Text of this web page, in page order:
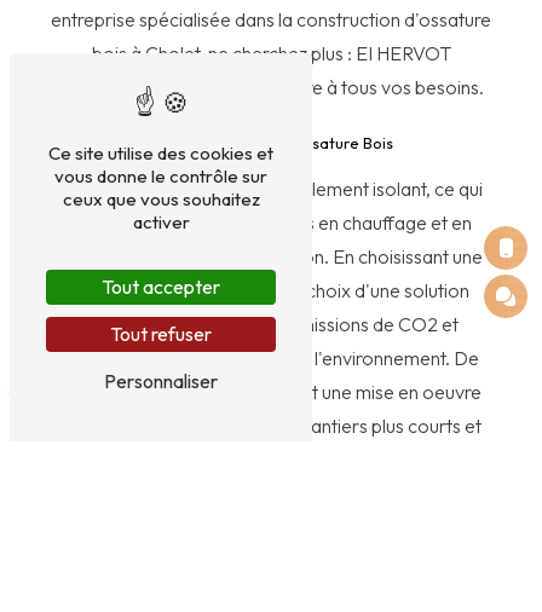
entreprise spécialisée dans la construction d'ossature
bois à Cholet, ne cherchez plus : EI HERVOT
VALENTIN est là pour répondre à tous vos besoins.
Les Avantages de l'Ossature Bois
Le bois est un matériau naturellement isolant, ce qui
permet de réduire les besoins en chauffage et en
climatisation de votre habitation. En choisissant une
ossature bois, vous faites le choix d'une solution
écologique, qui limite les émissions de CO2 et
contribue à la préservation de l'environnement. De
plus, la légèreté du bois permet une mise en oeuvre
rapide et efficace, pour des chantiers plus courts et
Ce site utilise des cookies et
vous donne le contrôle sur
ceux que vous souhaitez
activer
Tout accepter
Tout refuser
Personnaliser